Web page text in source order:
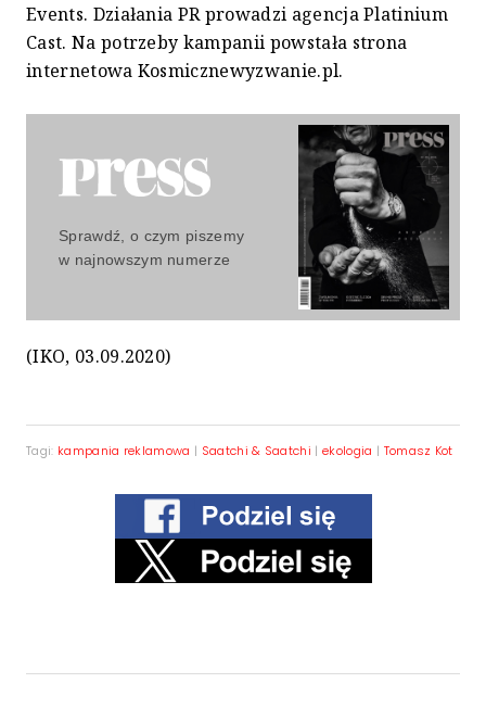
Events. Działania PR prowadzi agencja Platinium
Cast. Na potrzeby kampanii powstała strona
internetowa Kosmicznewyzwanie.pl.
Sprawdź, o czym piszemy
w najnowszym numerze
(IKO, 03.09.2020)
Tagi: kampania reklamowa | Saatchi & Saatchi |ekologia | Tomasz Kot